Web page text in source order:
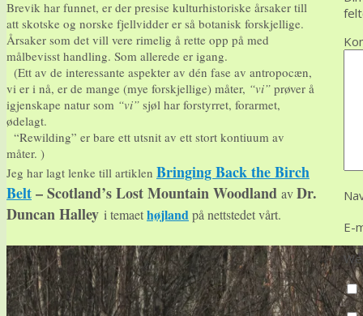
Brevik har funnet, er der presise kulturhistoriske årsaker till
att skotske og norske fjellvidder er så botanisk forskjellige.
Årsaker som det vill vere rimelig å rette opp på med
målbevisst handling. Som allerede er igang.
(Ett av de interessante aspekter av dén fase av antropocæn,
vi er i nå, er de mange (mye forskjellige) måter, “vi” prøver å
igjenskape natur som “vi” sjøl har forstyrret, forarmet,
ødelagt.
“Rewilding” er bare ett utsnit av ett stort kontiuum av
måter. )
Jeg har lagt lenke till artiklen Bringing Back the Birch
Belt– Scotland’s Lost Mountain Woodland avDr.
Duncan Halley i temaethøjlandpå nettstedet vårt.
E-